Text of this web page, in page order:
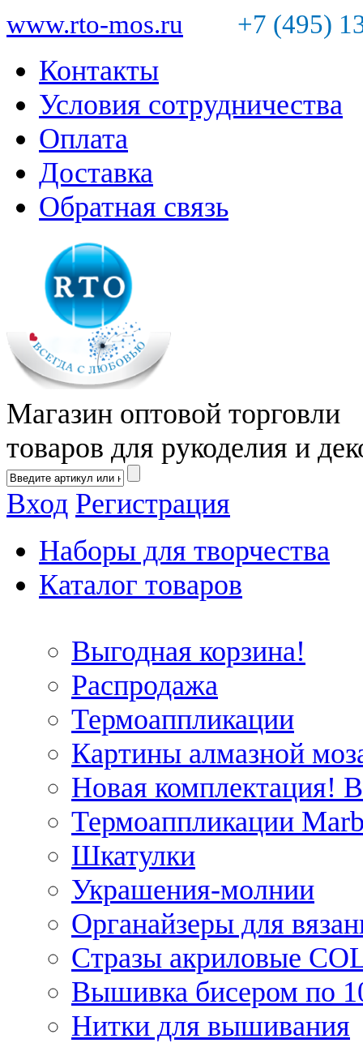
www.rto-mos.ru +7 (495)
Контакты
Условия сотрудничества
Оплата
Доставка
Обратная связь
Магазин оптовой торговли
товаров для рукоделия и
Вход Регистрация
Наборы для творчества
Каталог товаров
Выгодная корзина!
Распродажа
Термоаппликации
Картины алмазной
Новая комплектация!
Термоаппликации
Шкатулки
Украшения-молнии
Органайзеры для
Стразы акриловые
Вышивка бисером по
Нитки для вышивания